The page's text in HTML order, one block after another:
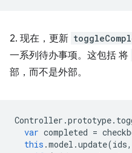
2. 现在，更新
一系列待办事项。这包括 将
部，而不是外部。
Controller .prototype.
var completed =
this .model .update(ids,